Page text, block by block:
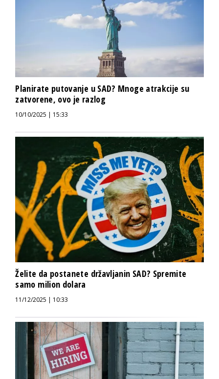
Planirate putovanje u SAD? Mnoge atrakcije su
zatvorene, ovo je razlog
10/10/2025 | 15:33
Želite da postanete državljanin SAD? Spremite
samo milion dolara
11/12/2025 | 10:33